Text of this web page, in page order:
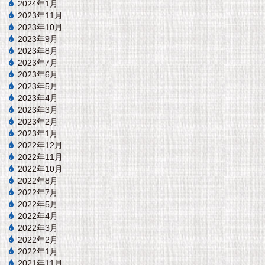
2024年1月
2023年11月
2023年10月
2023年9月
2023年8月
2023年7月
2023年6月
2023年5月
2023年4月
2023年3月
2023年2月
2023年1月
2022年12月
2022年11月
2022年10月
2022年8月
2022年7月
2022年5月
2022年4月
2022年3月
2022年2月
2022年1月